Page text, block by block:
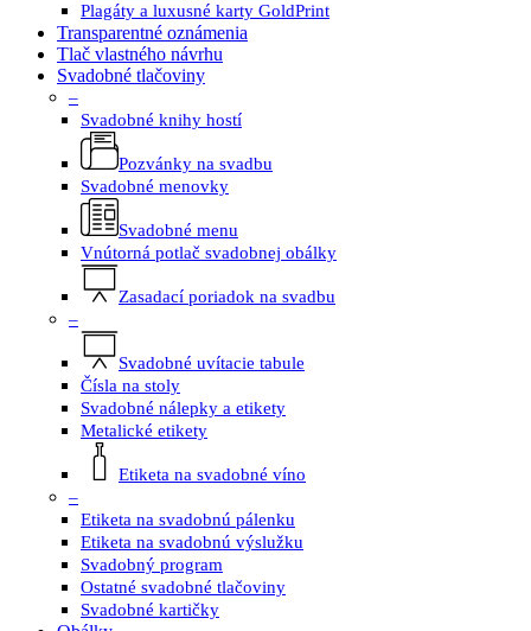
Plagáty a luxusné karty GoldPrint
Transparentné oznámenia
Tlač vlastného návrhu
Svadobné tlačoviny
–
Svadobné knihy hostí
Pozvánky na svadbu
Svadobné menovky
Svadobné menu
Vnútorná potlač svadobnej obálky
Zasadací poriadok na svadbu
–
Svadobné uvítacie tabule
Čísla na stoly
Svadobné nálepky a etikety
Metalické etikety
Etiketa na svadobné víno
–
Etiketa na svadobnú pálenku
Etiketa na svadobnú výslužku
Svadobný program
Ostatné svadobné tlačoviny
Svadobné kartičky